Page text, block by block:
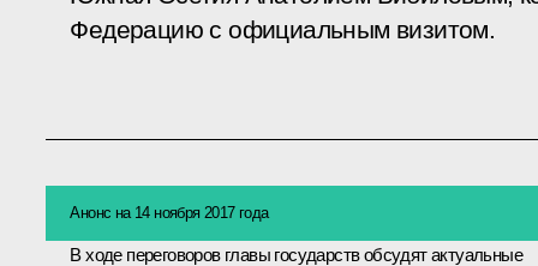
Федерацию с официальным визитом.
Анонс на 14 ноября 2017 года
В ходе переговоров главы государств обсудят актуальные